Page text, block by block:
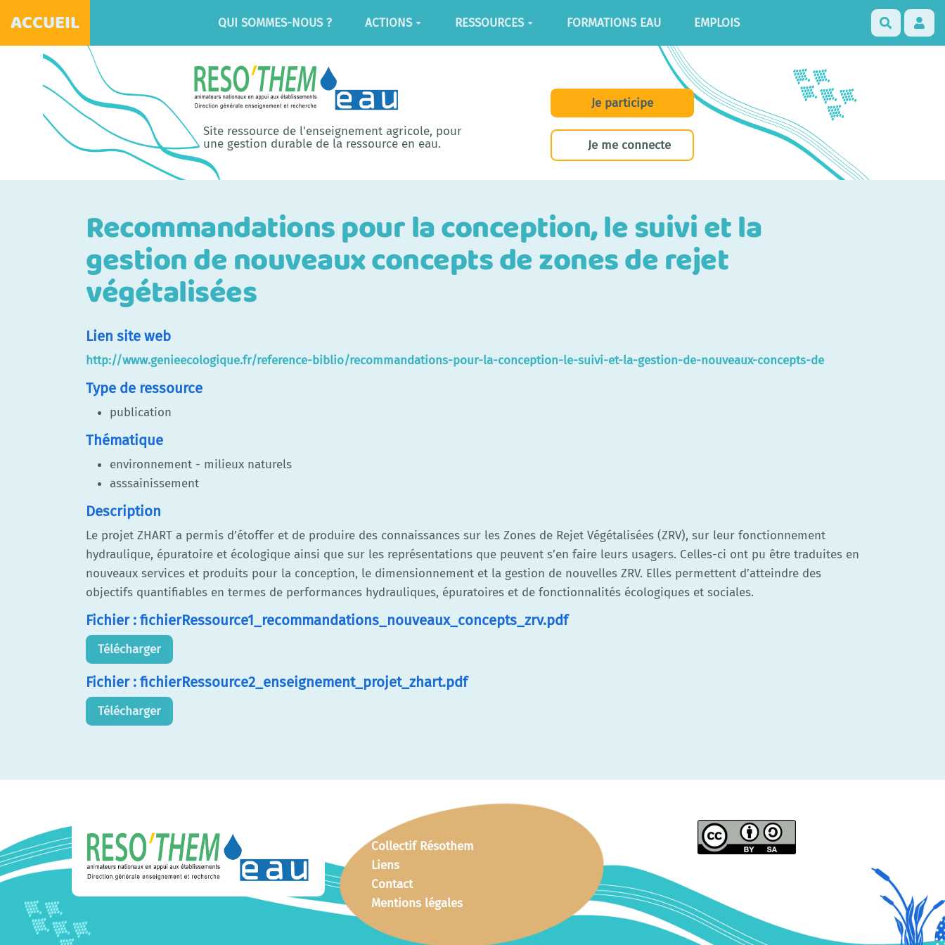
ACCUEIL QUI SOMMES-NOUS ? ACTIONS RESSOURCES FORMATIONS EAU EMPLOIS
Site ressource de l'enseignement agricole, pour
une gestion durable de la ressource en eau.
Je participe
Je me connecte
Recommandations pour la conception, le suivi et la
gestion de nouveaux concepts de zones de rejet
végétalisées
Lien site web
http://www.genieecologique.fr/reference-biblio/recommandations-pour-la-conception-le-suivi-et-la-gestion-de-nouveaux-concepts-de
Type de ressource
publication
Thématique
environnement - milieux naturels
asssainissement
Description
Le projet ZHART a permis d’étoffer et de produire des connaissances sur les Zones de Rejet Végétalisées (ZRV), sur leur fonctionnement
hydraulique, épuratoire et écologique ainsi que sur les représentations que peuvent s’en faire leurs usagers. Celles-ci ont pu être traduites en
nouveaux services et produits pour la conception, le dimensionnement et la gestion de nouvelles ZRV. Elles permettent d’atteindre des
objectifs quantifiables en termes de performances hydrauliques, épuratoires et de fonctionnalités écologiques et sociales.
Fichier : fichierRessource1_recommandations_nouveaux_concepts_zrv.pdf
Télécharger
Fichier : fichierRessource2_enseignement_projet_zhart.pdf
Télécharger
Collectif Résothem
Liens
Contact
Mentions légales